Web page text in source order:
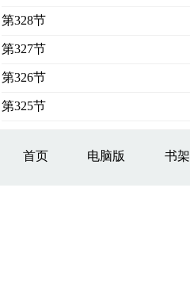
第328节
第327节
第326节
第325节
首页 电脑版 书架